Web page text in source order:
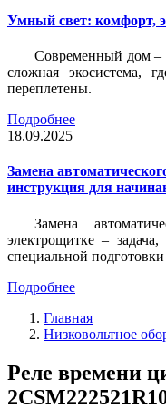
Умный свет: комфорт,
Современный дом –
сложная экосистема,
переплетены.
Подробнее
18.09.2025
Замена
инструкция для
Замена
электрощитке –
специальной подготовки
Подробнее
Главная
Низковольтное
Реле времени